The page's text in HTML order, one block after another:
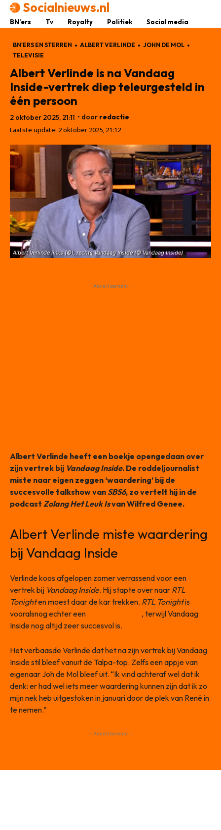
Socialnieuws.nl
BN’ers Tv Royalty Politiek Social media
BN'ERS EN STERREN ALBERT VERLINDE
JOHN DE MOL
TELEVISIE
Albert Verlinde is na Vandaag
Inside-vertrek diep teleurgesteld in
één persoon
2 oktober 2025, 21:11 • door redactie
Laatste update: 2 oktober 2025, 21:12
Albert Verlinde links (©), rechts Vandaag Inside (© Vandaag Inside)
- Advertisement -
Albert Verlinde heeft een boekje opengedaan over
zijn vertrek bij Vandaag Inside. De roddeljournalist
miste naar eigen zeggen ‘waardering’ bij de
succesvolle talkshow vanSBS6, zo vertelt hij in de
podcast Zolang Het Leuk Isvan Wilfred Genee.
Albert Verlinde miste waardering
bij Vandaag Inside
Verlinde koos afgelopen zomer verrassend voor een
vertrek bij Vandaag Inside. Hij stapte over naar RTL
Tonighten moest daar de kar trekken. RTL Tonightis
vooralsnog echter een
, terwijl Vandaag
Inside nog altijd zeer succesvol is.
Het verbaasde Verlinde dat het na zijn vertrek bij Vandaag
Inside stil bleef vanuit de Talpa-top. Zelfs een appje van
eigenaar Joh de Mol bleef uit. “Ik vind achteraf wel dat ik
denk: er had wel iets meer waardering kunnen zijn dat ik zo
mijn nek heb uitgestoken in januari door de plek van René in
te nemen.”
- Advertisement -